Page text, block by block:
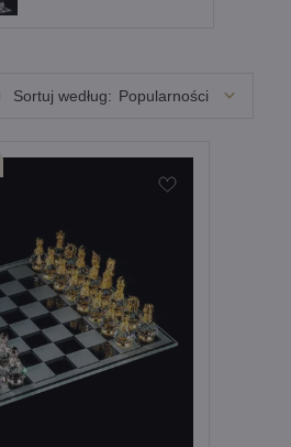
Sortuj według: Popularności